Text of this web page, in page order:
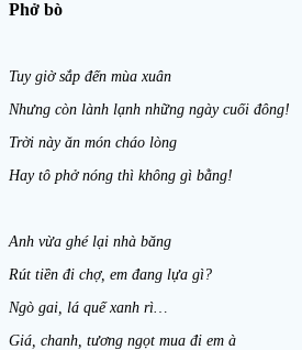
Phở bò
Tuy giờ sắp đến mùa xuân
Nhưng còn lành lạnh những ngày cuối đông!
Trời này ăn món cháo lòng
Hay tô phở nóng thì không gì bằng!
Anh vừa ghé lại nhà băng
Rút tiền đi chợ, em đang lựa gì?
Ngò gai, lá quế xanh rì…
Giá, chanh, tương ngọt mua đi em à